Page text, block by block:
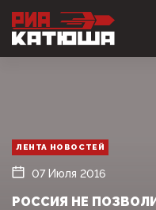
ЛЕНТА НОВОСТЕЙ
07 Июля 2016
РОССИЯ НЕ